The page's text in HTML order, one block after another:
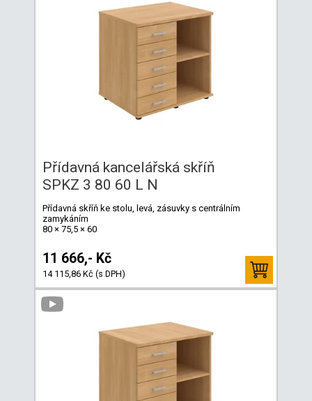
Přídavná kancelářská skříň
SPKZ 3 80 60 L N
Přídavná skříň ke stolu, levá, zásuvky s centrálním
zamykáním
80 × 75,5 × 60
11 666,- Kč
14 115,86 Kč (s DPH)